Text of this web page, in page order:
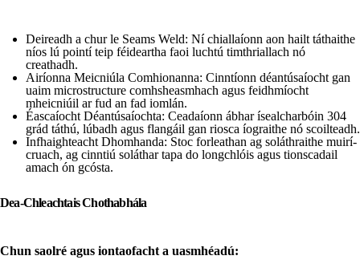
Deireadh a chur le Seams Weld: Ní chiallaíonn aon hailt táthaithe
níos lú pointí teip féideartha faoi luchtú timthriallach nó
creathadh.
Airíonna Meicniúla Comhionanna: Cinntíonn déantúsaíocht gan
uaim microstructure comhsheasmhach agus feidhmíocht
mheicniúil ar fud an fad iomlán.
Éascaíocht Déantúsaíochta: Ceadaíonn ábhar ísealcharbóin 304
grád táthú, lúbadh agus flangáil gan riosca íograithe nó scoilteadh.
Infhaighteacht Dhomhanda: Stoc forleathan ag soláthraithe muirí-
cruach, ag cinntiú soláthar tapa do longchlóis agus tionscadail
amach ón gcósta.
Dea-Chleachtais Chothabhála
Chun saolré agus iontaofacht a uasmhéadú: